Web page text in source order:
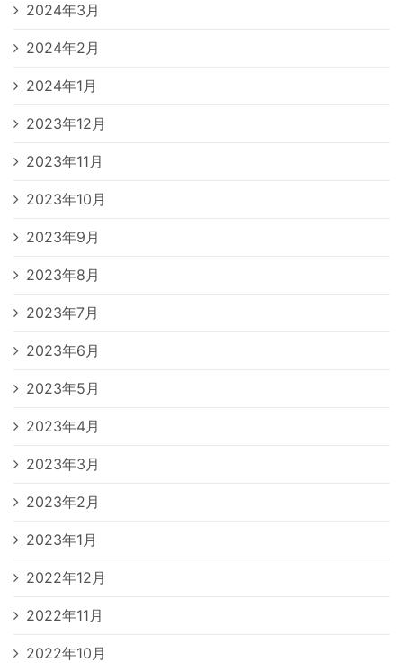
2024年3月
2024年2月
2024年1月
2023年12月
2023年11月
2023年10月
2023年9月
2023年8月
2023年7月
2023年6月
2023年5月
2023年4月
2023年3月
2023年2月
2023年1月
2022年12月
2022年11月
2022年10月